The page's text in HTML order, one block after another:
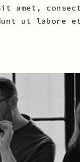
amet,
ut labore